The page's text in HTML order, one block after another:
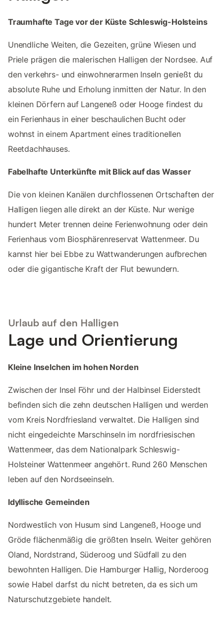
Traumhafte Tage vor der Küste Schleswig-Holsteins
Unendliche Weiten, die Gezeiten, grüne Wiesen und
Priele prägen die malerischen Halligen der Nordsee. Auf
den verkehrs- und einwohnerarmen Inseln genießt du
absolute Ruhe und Erholung inmitten der Natur. In den
kleinen Dörfern auf Langeneß oder Hooge findest du
ein Ferienhaus in einer beschaulichen Bucht oder
wohnst in einem Apartment eines traditionellen
Reetdachhauses.
Fabelhafte Unterkünfte mit Blick auf das Wasser
Die von kleinen Kanälen durchflossenen Ortschaften der
Halligen liegen alle direkt an der Küste. Nur wenige
hundert Meter trennen deine Ferienwohnung oder dein
Ferienhaus vom Biosphärenreservat Wattenmeer. Du
kannst hier bei Ebbe zu Wattwanderungen aufbrechen
oder die gigantische Kraft der Flut bewundern.
Urlaub auf den Halligen
Lage und Orientierung
Kleine Inselchen im hohen Norden
Zwischen der Insel Föhr und der Halbinsel Eiderstedt
befinden sich die zehn deutschen Halligen und werden
vom Kreis Nordfriesland verwaltet. Die Halligen sind
nicht eingedeichte Marschinseln im nordfriesischen
Wattenmeer, das dem Nationalpark Schleswig-
Holsteiner Wattenmeer angehört. Rund 260 Menschen
leben auf den Nordseeinseln.
Idyllische Gemeinden
Nordwestlich von Husum sind Langeneß, Hooge und
Gröde flächenmäßig die größten Inseln. Weiter gehören
Oland, Nordstrand, Süderoog und Südfall zu den
bewohnten Halligen. Die Hamburger Hallig, Norderoog
sowie Habel darfst du nicht betreten, da es sich um
Naturschutzgebiete handelt.